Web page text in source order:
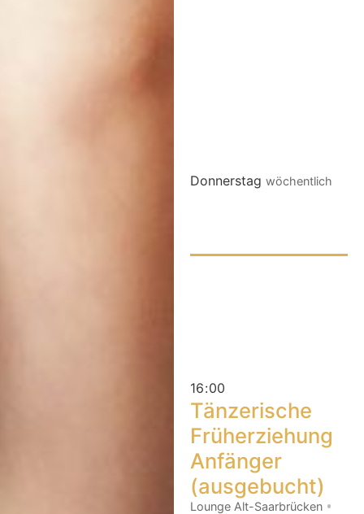
Donnerstag wöchentlich
16:00
Tänzerische
Früherziehung
Anfänger
(ausgebucht)
Lounge Alt-Saarbrücken